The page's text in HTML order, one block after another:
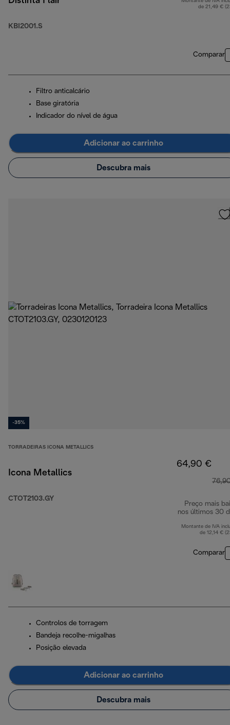
KBI2001.S
Montante de IVA
de 21,49 €
Comparar
Filtro anticalcário
Base giratória
Indicador do nível de água
Adicionar ao carrinho
Descubra mais
-35%
TORRADEIRAS ICONA METALLICS
Icona Metallics
CTOT2103.GY
64,90 €
Preço mais
nos últimos 30
Montante de IVA
de 12,14 €
Comparar
Controlos de torragem
Bandeja recolhe-migalhas
Posição elevada
Adicionar ao carrinho
Descubra mais